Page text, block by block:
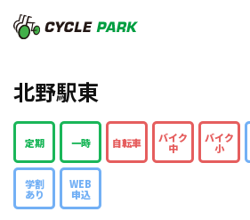
北野駅東
定期 一時 自転車 バイク
中
バイク
小
学割
あり
WEB
申込